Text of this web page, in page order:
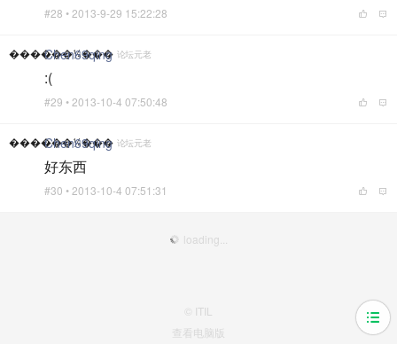
#28 • 2013-9-29 15:22:28
������¼���
Chen69qing 论坛元老
:(
#29 • 2013-10-4 07:50:48
������¼���
Chen69qing 论坛元老
好东西
#30 • 2013-10-4 07:51:31
loading...
© ITIL
查看电脑版